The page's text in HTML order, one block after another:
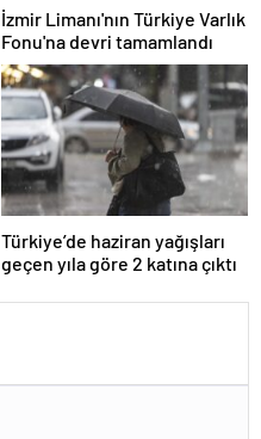
İzmir Limanı'nın Türkiye Varlık
Fonu'na devri tamamlandı
Türkiye’de haziran yağışları
geçen yıla göre 2 katına çıktı